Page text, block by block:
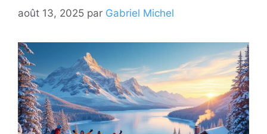
août 13, 2025 par Gabriel Michel